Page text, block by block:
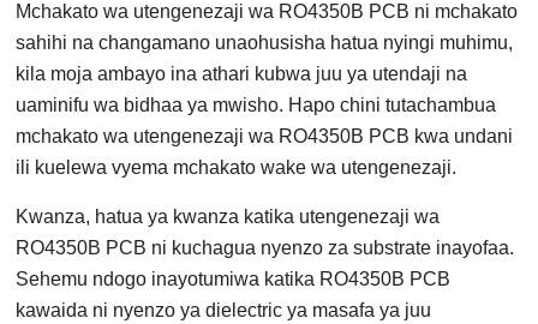
Mchakato wa utengenezaji wa RO4350B PCB ni mchakato
sahihi na changamano unaohusisha hatua nyingi muhimu,
kila moja ambayo ina athari kubwa juu ya utendaji na
uaminifu wa bidhaa ya mwisho. Hapo chini tutachambua
mchakato wa utengenezaji wa RO4350B PCB kwa undani
ili kuelewa vyema mchakato wake wa utengenezaji.
Kwanza, hatua ya kwanza katika utengenezaji wa
RO4350B PCB ni kuchagua nyenzo za substrate inayofaa.
Sehemu ndogo inayotumiwa katika RO4350B PCB
kawaida ni nyenzo ya dielectric ya masafa ya juu